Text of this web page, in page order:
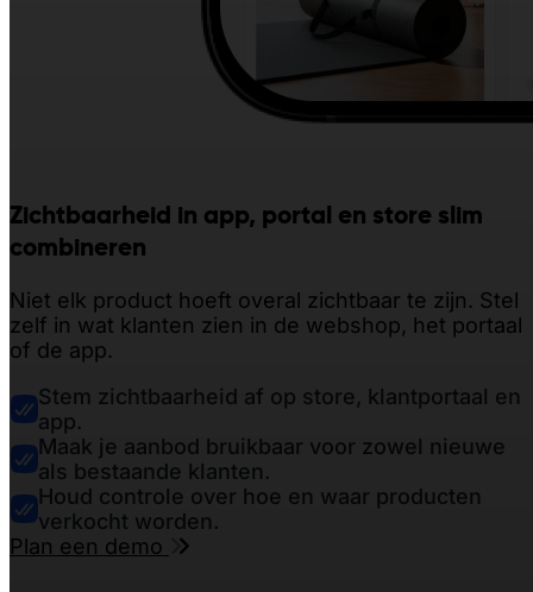
Zichtbaarheid in app, portal en store slim
combineren
Niet elk product hoeft overal zichtbaar te zijn. Stel
zelf in wat klanten zien in de webshop, het portaal
of de app.
Stem zichtbaarheid af op store, klantportaal en
app.
Maak je aanbod bruikbaar voor zowel nieuwe
als bestaande klanten.
Houd controle over hoe en waar producten
verkocht worden.
Plan een demo